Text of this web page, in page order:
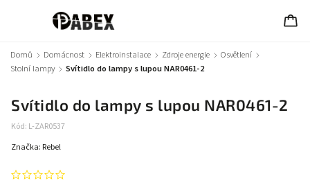
Domů / Domácnost / Elektroinstalace / Zdroje energie / Osvětlení /
Stolní lampy / Svítidlo do lampy s lupou NAR0461-2
Svítidlo do lampy s lupou NAR0461-2
Kód: L-ZAR0537
Značka: Rebel